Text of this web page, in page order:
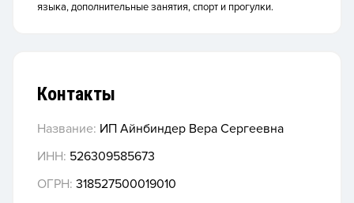
языка, дополнительные занятия, спорт и прогулки.
Контакты
Название: ИП Айнбиндер Вера Сергеевна
ИНН: 526309585673
ОГРН: 318527500019010